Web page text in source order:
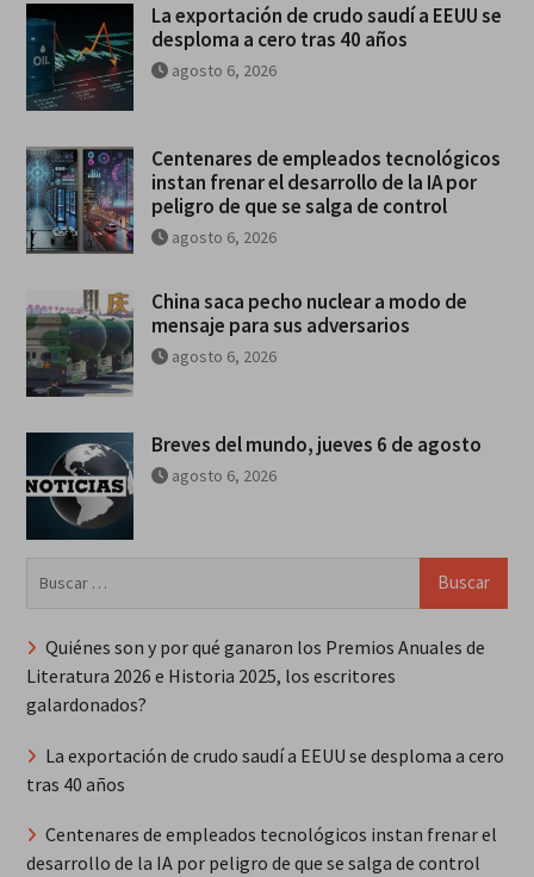
La exportación de crudo saudí a EEUU se
desploma a cero tras 40 años
agosto 6, 2026
Centenares de empleados tecnológicos
instan frenar el desarrollo de la IA por
peligro de que se salga de control
agosto 6, 2026
China saca pecho nuclear a modo de
mensaje para sus adversarios
agosto 6, 2026
Breves del mundo, jueves 6 de agosto
agosto 6, 2026
Quiénes son y por qué ganaron los Premios Anuales de
Literatura 2026 e Historia 2025, los escritores
galardonados?
La exportación de crudo saudí a EEUU se desploma a cero
tras 40 años
Centenares de empleados tecnológicos instan frenar el
desarrollo de la IA por peligro de que se salga de control